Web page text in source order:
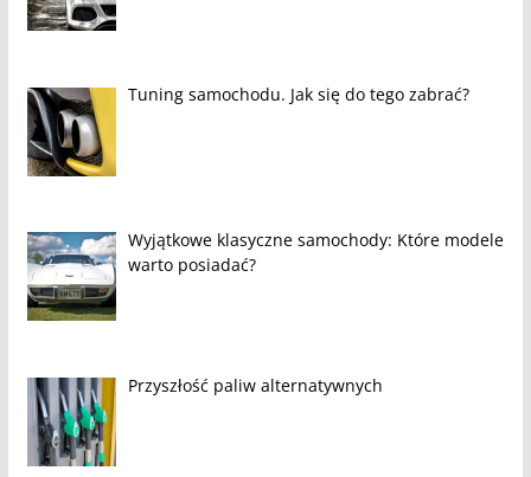
Tuning samochodu. Jak się do tego zabrać?
Wyjątkowe klasyczne samochody: Które modele
warto posiadać?
Przyszłość paliw alternatywnych